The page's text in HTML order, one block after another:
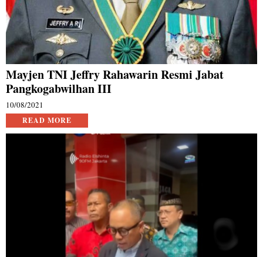
Mayjen TNI Jeffry Rahawarin Resmi Jabat
Pangkogabwilhan III
10/08/2021
READ MORE